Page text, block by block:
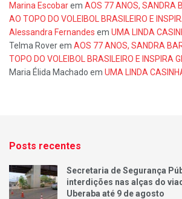
Marina Escobarem AOS 77 ANOS, SANDRA
AO TOPO DO VOLEIBOL BRASILEIRO E
Alessandra Fernandes em UMA LINDA
Telma Roverem AOS 77 ANOS, SANDRA
TOPO DO VOLEIBOL BRASILEIRO E INSPIRA
Maria Élida Machado em UMA LINDA
Posts recentes
Secretaria de Segurança
interdições nas alças do
Uberaba até 9 de agosto